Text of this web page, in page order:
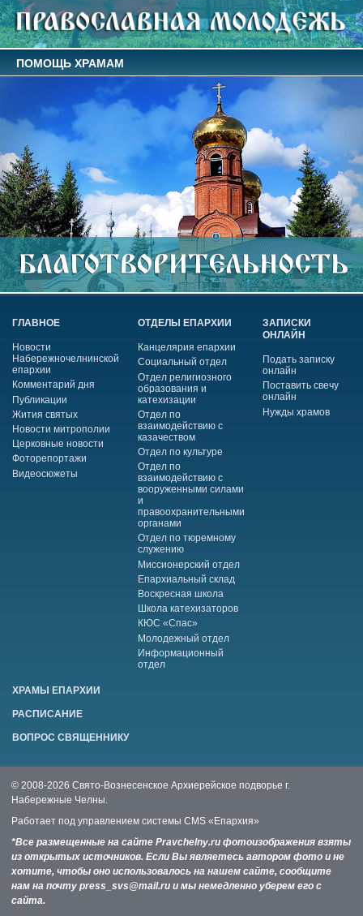
ПОМОЩЬ ХРАМАМ
ГЛАВНОЕ
Новости
Набережночелнинской
епархии
Комментарий дня
Публикации
Жития святых
Новости митрополии
Церковные новости
Фоторепортажи
Видеосюжеты
ОТДЕЛЫ ЕПАРХИИ
Канцелярия епархии
Социальный отдел
Отдел религиозного
образования и
катехизации
Отдел по
взаимодействию с
казачеством
Отдел по культуре
Отдел по
взаимодействию с
вооруженными силами
и
правоохранительными
органами
Отдел по тюремному
служению
Миссионерский отдел
Епархиальный склад
Воскресная школа
Школа катехизаторов
КЮС «Спас»
Молодежный отдел
Информационный
отдел
ЗАПИСКИ
ОНЛАЙН
Подать записку
онлайн
Поставить свечу
онлайн
Нужды храмов
ХРАМЫ ЕПАРХИИ
РАСПИСАНИЕ
ВОПРОС СВЯЩЕННИКУ
© 2008-2026 Свято-Вознесенское Архиерейское подворье г.
Набережные Челны.
Работает под управлением системы CMS «Епархия»
*Все размещенные на сайте Pravchelny.ru фотоизображения взяты
из открытых источников. Если Вы являетесь автором фото и не
хотите, чтобы оно использовалось на нашем сайте, сообщите
нам на почту press_svs@mail.ru и мы немедленно уберем его с
сайта.